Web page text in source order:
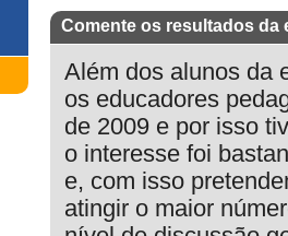
Comente os resultados da
Além dos alunos da
os educadores
de 2009 e por isso
o interesse foi
e, com isso
atingir o maior